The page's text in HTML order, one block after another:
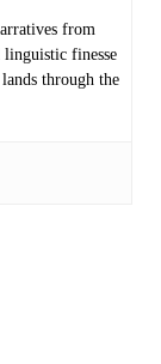
from
finesse
through the